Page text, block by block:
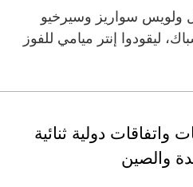
​ولويس سواريز وسيرخيو
ليقودوا إنتر ميامي للفوز
واتفاقات دولية ثنائية
والصين